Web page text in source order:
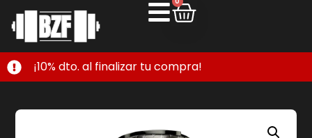
¡10% dto. al finalizar tu compra!